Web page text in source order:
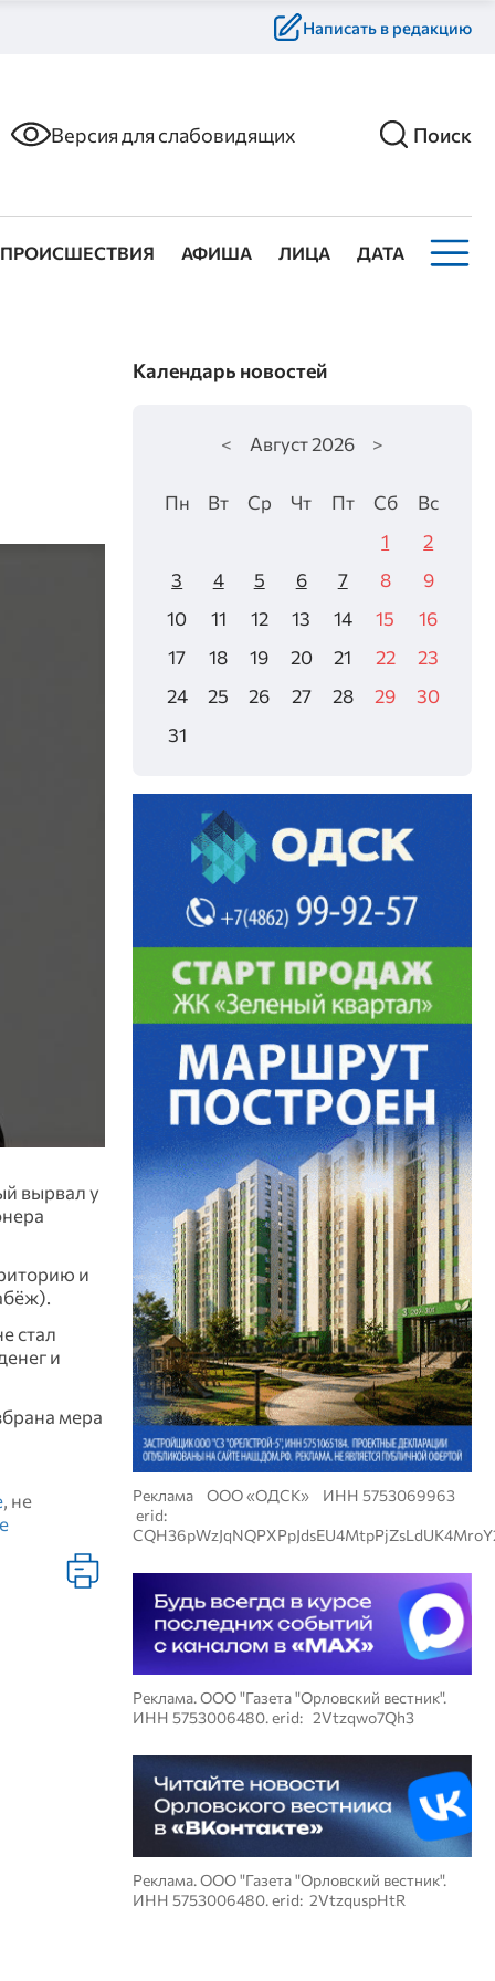
Написать в редакцию
Версия для слабовидящих Поиск
ПРОИСШЕСТВИЯ АФИША ЛИЦА ДАТА
вырвал у
и
стал
и
мера
, не
Календарь новостей
< Август2026 >
Пн Вт Ср Чт Пт Сб
Вс
1
2
3
4 5 6 7 8
9
10
11 12 13 14 15
16
17
18 19 20 21 22
23
24
25 26 27 28 29
30
31
Реклама ООО «ОДСК» ИНН 5753069963
erid:
Реклама. ООО "Газета "Орловский вестник".
ИНН 5753006480. erid: 2Vtzqwo7Qh3
Реклама. ООО "Газета "Орловский вестник".
ИНН 5753006480. erid: 2VtzquspHtR